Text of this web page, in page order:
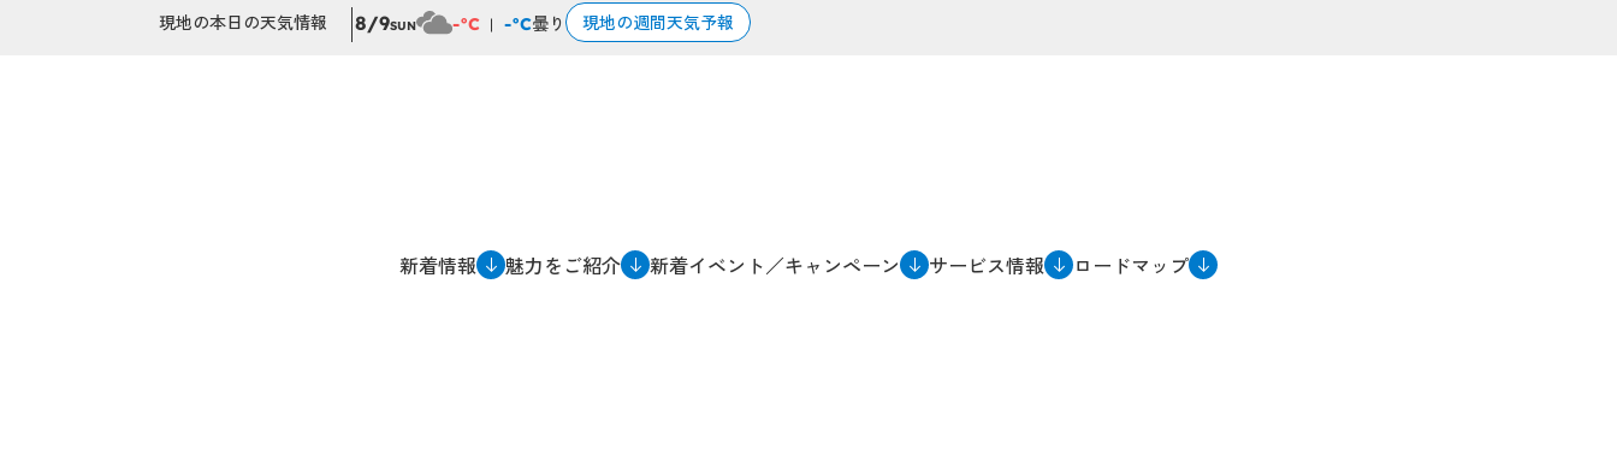
現地の本日の天気情報 8/9SUN -°C -°C曇り 現地の週間天気予報
新着情報 魅力をご紹介 新着イベント／キャンペーン サービス情報 ロードマップ